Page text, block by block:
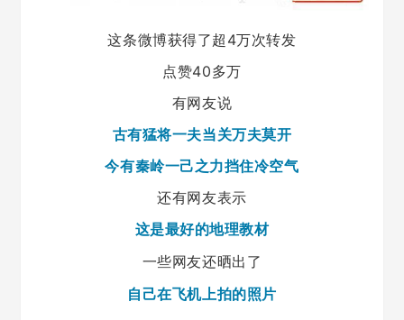
这条微博获得了超4万次转发
点赞40多万
有网友说
古有猛将一夫当关万夫莫开
今有秦岭一己之力挡住冷空气
还有网友表示
这是最好的地理教材
一些网友还晒出了
自己在飞机上拍的照片